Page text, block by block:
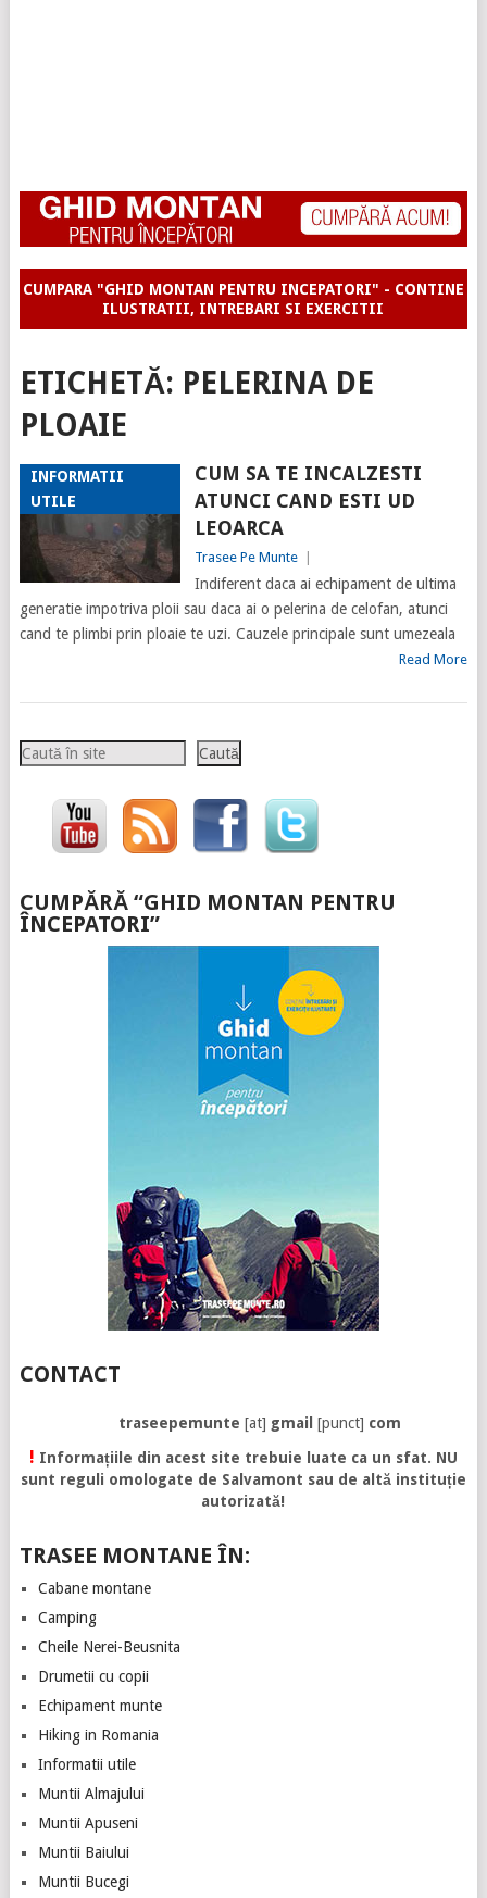
CUMPARA "GHID MONTAN PENTRU INCEPATORI" - CONTINE
ILUSTRATII, INTREBARI SI EXERCITII
ETICHETĂ: PELERINA DE
PLOAIE
INFORMATII
UTILE
CUM SA TE INCALZESTI
ATUNCI CAND ESTI UD
LEOARCA
Trasee Pe Munte
Indiferent daca ai echipament de ultima
generatie impotriva ploii sau daca ai o pelerina de celofan, atunci
cand te plimbi prin ploaie te uzi. Cauzele principale sunt umezeala
Read More
Caută Caută
CUMPĂRĂ “GHID MONTAN PENTRU
ÎNCEPATORI”
CONTACT
traseepemunte [at] gmail [punct] com
! Informațiile din acest site trebuie luate ca un sfat. NU
sunt reguli omologate de Salvamont sau de altă instituție
autorizată!
TRASEE MONTANE ÎN:
Cabane montane
Camping
Cheile Nerei-Beusnita
Drumetii cu copii
Echipament munte
Hiking in Romania
Informatii utile
Muntii Almajului
Muntii Apuseni
Muntii Baiului
Muntii Bucegi